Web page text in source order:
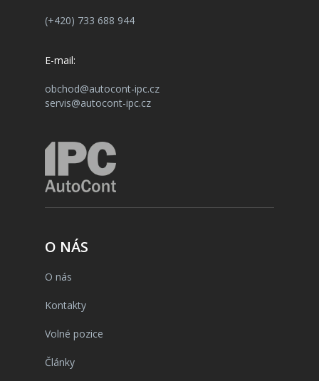
(+420) 733 688 944
E-mail:
obchod@autocont-ipc.cz
servis@autocont-ipc.cz
O NÁS
O nás
Kontakty
Volné pozice
Články